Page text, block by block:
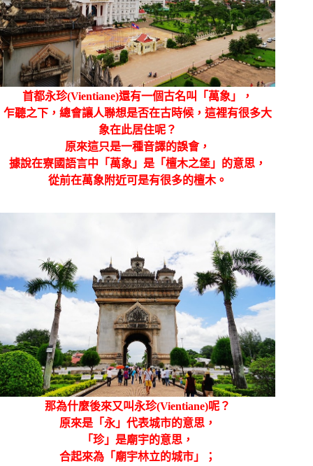
首都永珍(Vientiane)還有一個古名叫「 萬象 」，
乍聽之下，總會讓人聯想是否在古時候，這裡有很多大
象在此居住呢？
原來這只是一種音譯的誤會，
據說在寮國語言中 「萬象」是「檀木之堡」的意思，
從前在萬象附近可是有很多的檀木。
那為什麼後來又叫永珍(Vientiane)呢？
原來是 「永」代表城市的意思，
「珍」是廟宇的意思，
合起來為「廟宇林立的城市」；